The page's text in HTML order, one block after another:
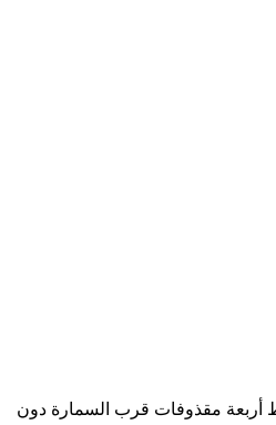
مقذوفات قرب السمارة دون